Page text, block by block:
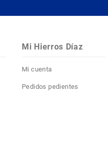
Mi Hierros Díaz
Mi cuenta
Pedidos pedientes